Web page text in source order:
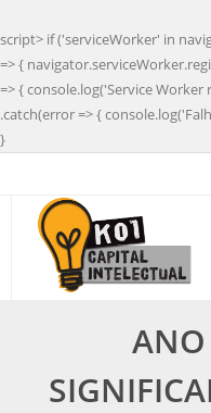
script> if ('serviceWorker' in
=> {
=> { console.log('Service
.catch(error => {
}